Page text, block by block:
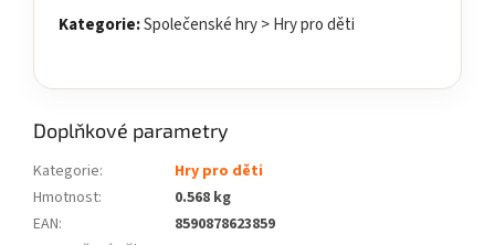
Kategorie:Společenské hry > Hry pro děti
Doplňkové parametry
Kategorie:
Hry pro děti
Hmotnost:
0.568 kg
EAN:
8590878623859